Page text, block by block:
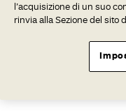
l’acquisizione di un suo
rinvia alla Sezione del sito